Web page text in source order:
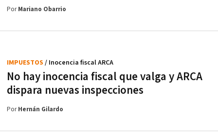
PorMariano Obarrio
No hay inocencia fiscal que valga y ARCA
dispara nuevas inspecciones
IMPUESTOS / Inocencia fiscal ARCA
PorHernán Gilardo